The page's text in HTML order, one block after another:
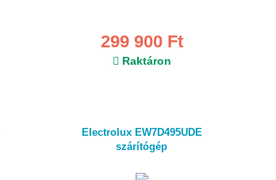
299 900 Ft
Raktáron
Electrolux EW7D495UDE
szárítógép